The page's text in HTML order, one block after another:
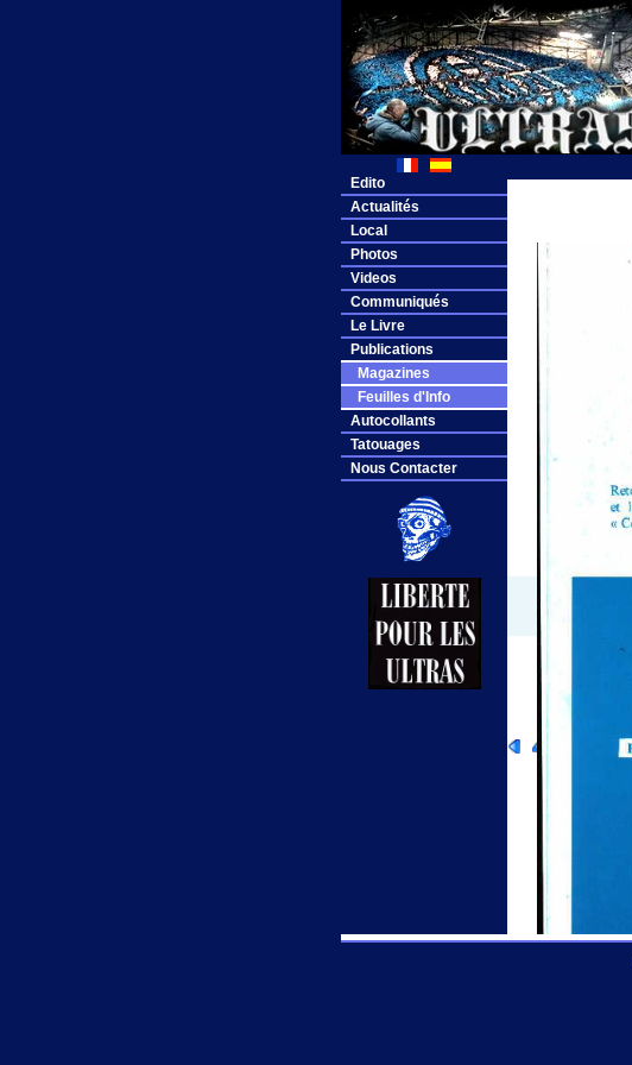
Edito
Actualités
Local
Photos
Videos
Communiqués
Le Livre
Publications
Magazines
Feuilles d'Info
Autocollants
Tatouages
Nous Contacter